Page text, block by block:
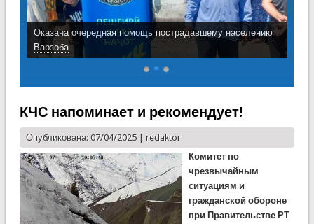
Оказана очередная помощь пострадавшему населению
Варзоба
КЧС напоминает и рекомендует!
Опубликована: 07/04/2025 | redaktor
Комитет по
чрезвычайным
ситуациям и
гражданской обороне
при Правительстве РТ